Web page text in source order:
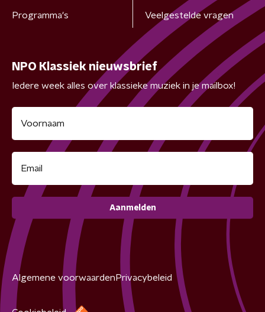
Programma's Veelgestelde vragen
NPO Klassiek nieuwsbrief
Iedere week alles over klassieke muziek in je mailbox!
Aanmelden
Algemene voorwaarden Privacybeleid